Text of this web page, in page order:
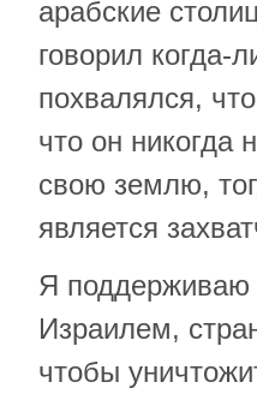
арабские
говорил когда-
похвалялся,
что он никогда
свою землю,
является
Я поддерживаю
Израилем,
чтобы